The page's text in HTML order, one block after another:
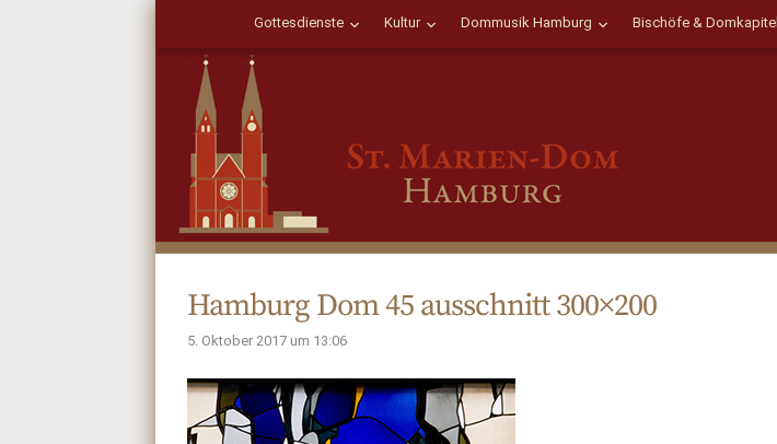
Gottesdienste Kultur Dommusik Hamburg Bischöfe & Domkapitel
Hamburg Dom 45 ausschnitt 300×200
5. Oktober 2017 um 13:06